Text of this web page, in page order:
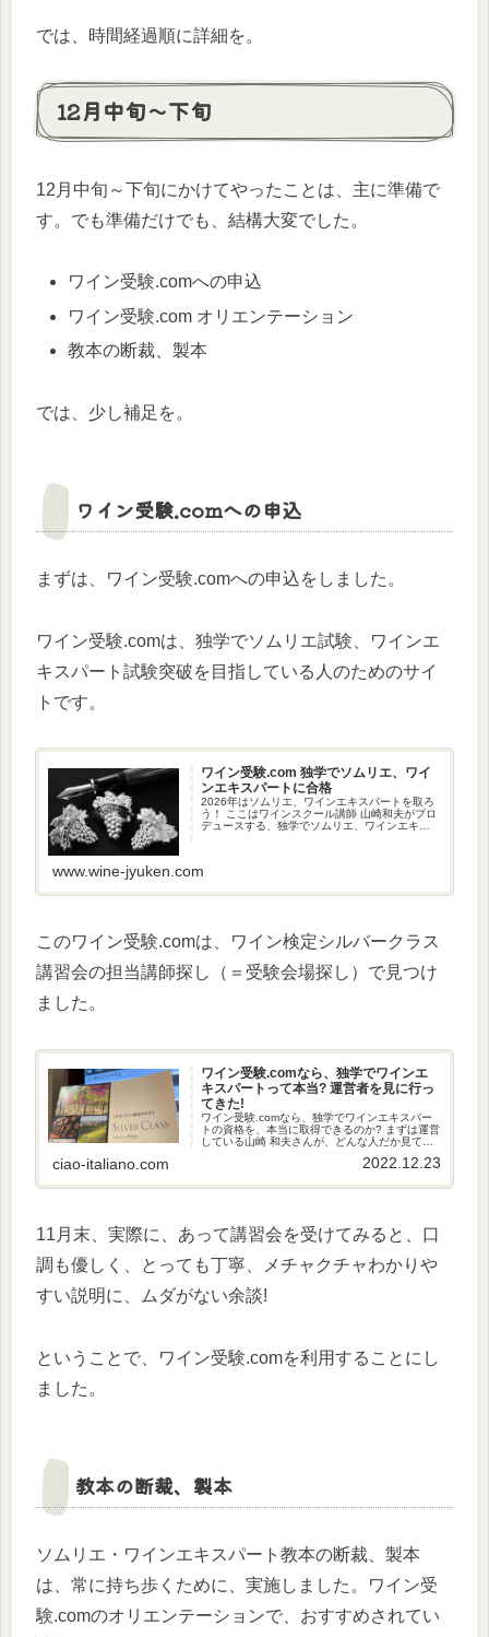
では、時間経過順に詳細を。
12月中旬～下旬
12月中旬～下旬にかけてやったことは、主に準備で
す。でも準備だけでも、結構大変でした。
ワイン受験.comへの申込
ワイン受験.com オリエンテーション
教本の断裁、製本
では、少し補足を。
ワイン受験.comへの申込
まずは、ワイン受験.comへの申込をしました。
ワイン受験.comは、独学でソムリエ試験、ワインエ
キスパート試験突破を目指している人のためのサイ
トです。
ワイン受験.com 独学でソムリエ、ワイ
ンエキスパートに合格
2026年はソムリエ、ワインエキスパートを取ろ
う！ ここはワインスクール講師 山崎和夫がプロ
デュースする、独学でソムリエ、ワインエキス
www.wine-jyuken.com
このワイン受験.comは、ワイン検定シルバークラス
講習会の担当講師探し（＝受験会場探し）で見つけ
ました。
ワイン受験.comなら、独学でワインエ
キスパートって本当? 運営者を見に行っ
てきた!
ワイン受験.comなら、独学でワインエキスパー
トの資格を、本当に取得できるのか? まずは運営
している山崎 和夫さんが、どんな人だか見て決
ciao-italiano.com 2022.12.23
11月末、実際に、あって講習会を受けてみると、口
調も優しく、とっても丁寧、メチャクチャわかりや
すい説明に、ムダがない余談!
ということで、ワイン受験.comを利用することにし
ました。
教本の断裁、製本
ソムリエ・ワインエキスパート教本の断裁、製本
は、常に持ち歩くために、実施しました。ワイン受
験.comのオリエンテーションで、おすすめされてい